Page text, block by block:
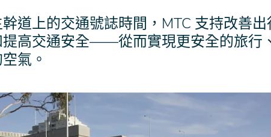
道上的交通號誌時間，MTC 支持改善出
提高交通安全——從而實現更安全的旅行
氣。